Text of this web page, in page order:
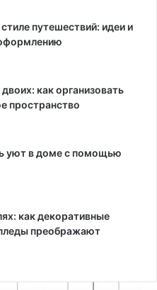
путешествий: идеи и
как организовать
пространство
уют в доме с помощью
как декоративные
преображают